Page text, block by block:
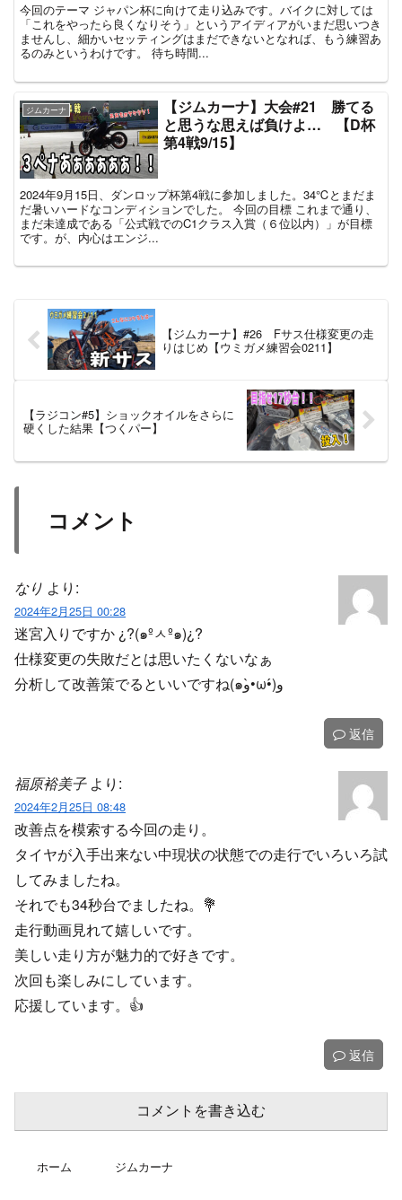
今回のテーマ ジャパン杯に向けて走り込みです。バイクに対しては
「これをやったら良くなりそう」というアイディアがいまだ思いつき
ませんし、細かいセッティングはまだできないとなれば、もう練習あ
るのみというわけです。 待ち時間...
ジムカーナ
【ジムカーナ】大会#21 勝てる
と思うな思えば負けよ… 【D杯
第4戦9/15】
2024年9月15日、ダンロップ杯第4戦に参加しました。34℃とまだま
だ暑いハードなコンディションでした。 今回の目標 これまで通り、
まだ未達成である「公式戦でのC1クラス入賞（６位以内）」が目標
です。が、内心はエンジ...
【ジムカーナ】#26 Fサス仕様変更の走
りはじめ【ウミガメ練習会0211】
【ラジコン#5】ショックオイルをさらに
硬くした結果【つくパー】
コメント
なり より:
2024年2月25日 00:28
迷宮入りですか ¿?(๑ºㅅº๑)¿?
仕様変更の失敗だとは思いたくないなぁ
分析して改善策でるといいですね(๑و•̀ω•́)و
返信
福原裕美子 より:
2024年2月25日 08:48
改善点を模索する今回の走り。
タイヤが入手出来ない中現状の状態での走行でいろいろ試
してみましたね。
それでも34秒台でましたね。💐
走行動画見れて嬉しいです。
美しい走り方が魅力的で好きです。
次回も楽しみにしています。
応援しています。👍️
返信
コメントを書き込む
ホーム ジムカーナ